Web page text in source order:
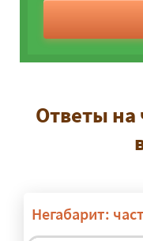
Ответы на
Негабарит: